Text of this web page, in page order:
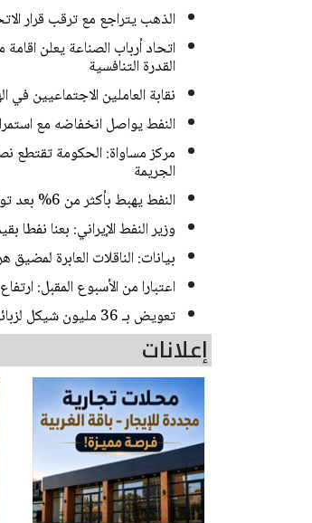
الذهب يتراجع مع ترقب قرار
اتحاد أرباب الصناعة يعلن
القدرة التنافسية
نقابة العاملين الاجتماعيين
النفط يواصل انخفاضه مع
مركز مساواة: الحكومة تقتطع
الجريمة
النفط يهبط بأكثر من 6% بعد توقف الهجمات الأمريكية الإيرانية
وزير النفط الإيراني: بعنا نفطا بقيمة 18 مليار دولار خلال الحرب ووقف
بيانات: الناقلات العابرة
اعتبارا من الأسبوع المقبل:
تعويض بـ 36 مليون شيكل لزبائن شركة ‘سوبر غار باور‘ بعد اكتشاف زبونة انها تدفع أكثر من جيرانها!
إعلانات